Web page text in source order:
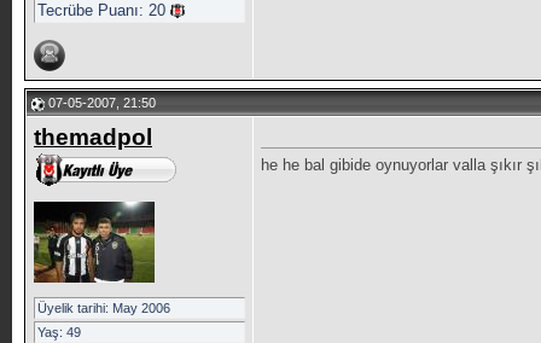
Tecrübe Puanı: 20
07-05-2007, 21:50
themadpol
Üyelik tarihi: May 2006
Yaş: 49
he he bal gibide oynuyorlar valla şıkır